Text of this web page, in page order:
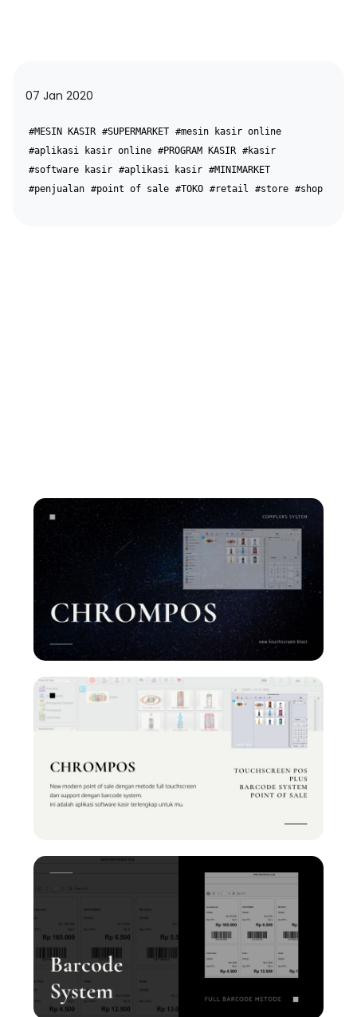
07 Jan 2020
#MESIN KASIR #SUPERMARKET #mesin kasir online
#aplikasi kasir online #PROGRAM KASIR #kasir
#software kasir #aplikasi kasir #MINIMARKET
#penjualan #point of sale #TOKO #retail #store #shop